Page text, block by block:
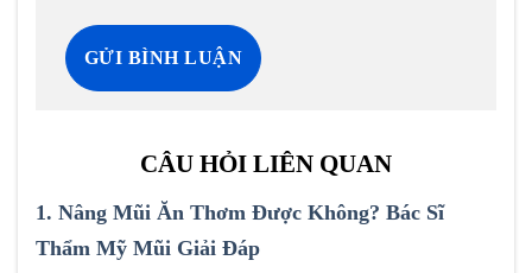
CÂU HỎI LIÊN QUAN
1. Nâng Mũi Ăn Thơm Được Không? Bác Sĩ
Thẩm Mỹ Mũi Giải Đáp